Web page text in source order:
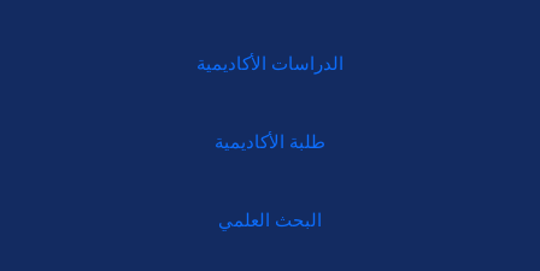
الدراسات الأكاديمية
طلبة الأكاديمية
البحث العلمي